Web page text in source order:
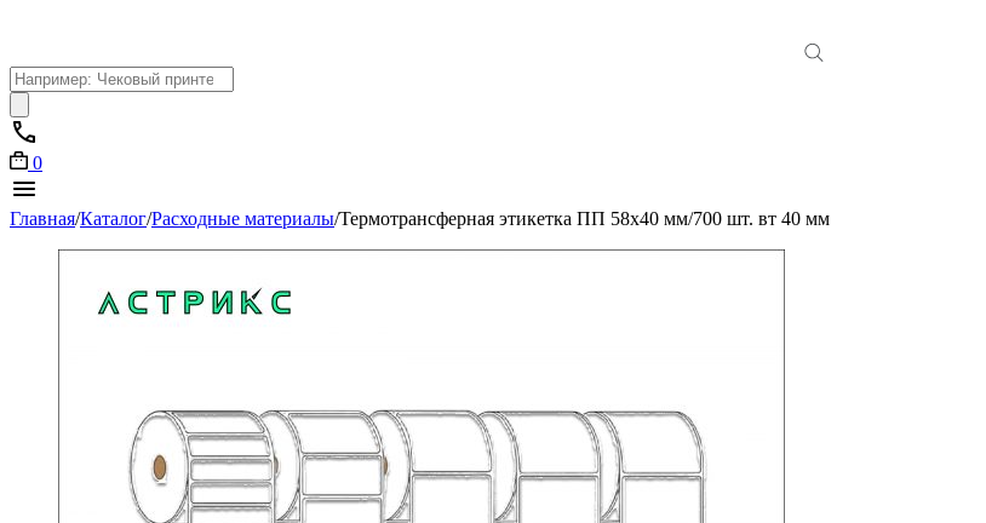
Поиск
товаров
0
Главная/Каталог/Расходные материалы/Термотрансферная этикетка ПП 58х40 мм/700 шт. вт 40 мм